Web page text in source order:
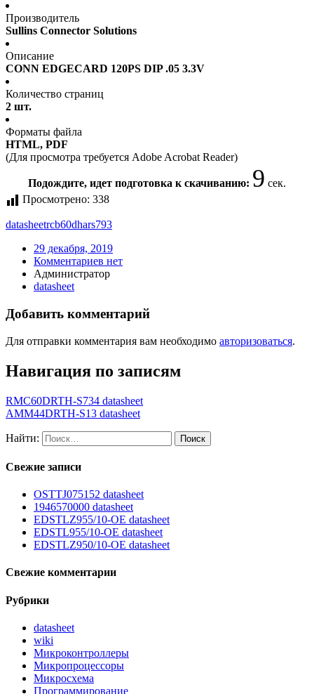
Производитель
Sullins Connector Solutions
Описание
CONN EDGECARD 120PS DIP .05 3.3V
Количество страниц
2 шт.
Форматы файла
HTML, PDF
(Для просмотра требуется Adobe Acrobat Reader)
Подождите, идет подготовка к скачиванию: 9 сек.
Просмотрено: 338
datasheetrcb60dhars793
29 декабря, 2019
Комментариев нет
Администратор
datasheet
Добавить комментарий
Для отправки комментария вам необходимо авторизоваться.
Навигация по записям
RMC60DRTH-S734 datasheet
AMM44DRTH-S13 datasheet
Найти:
Свежие записи
OSTTJ075152 datasheet
1946570000 datasheet
EDSTLZ955/10-OE datasheet
EDSTL955/10-OE datasheet
EDSTLZ950/10-OE datasheet
Свежие комментарии
Рубрики
datasheet
wiki
Микроконтроллеры
Микропроцессоры
Микросхема
Программирование